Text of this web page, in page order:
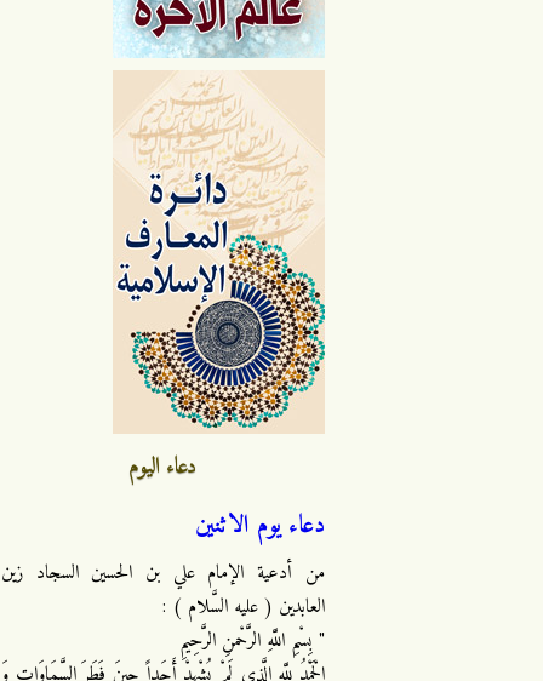
دعاء اليوم
دعاء يوم الاثنين
من أدعية الإمام علي بن الحسين السجاد زين
العابدين ( عليه السَّلام ) :
" بِسْمِ اللَّهِ الرَّحْمنِ الرَّحِيمِ